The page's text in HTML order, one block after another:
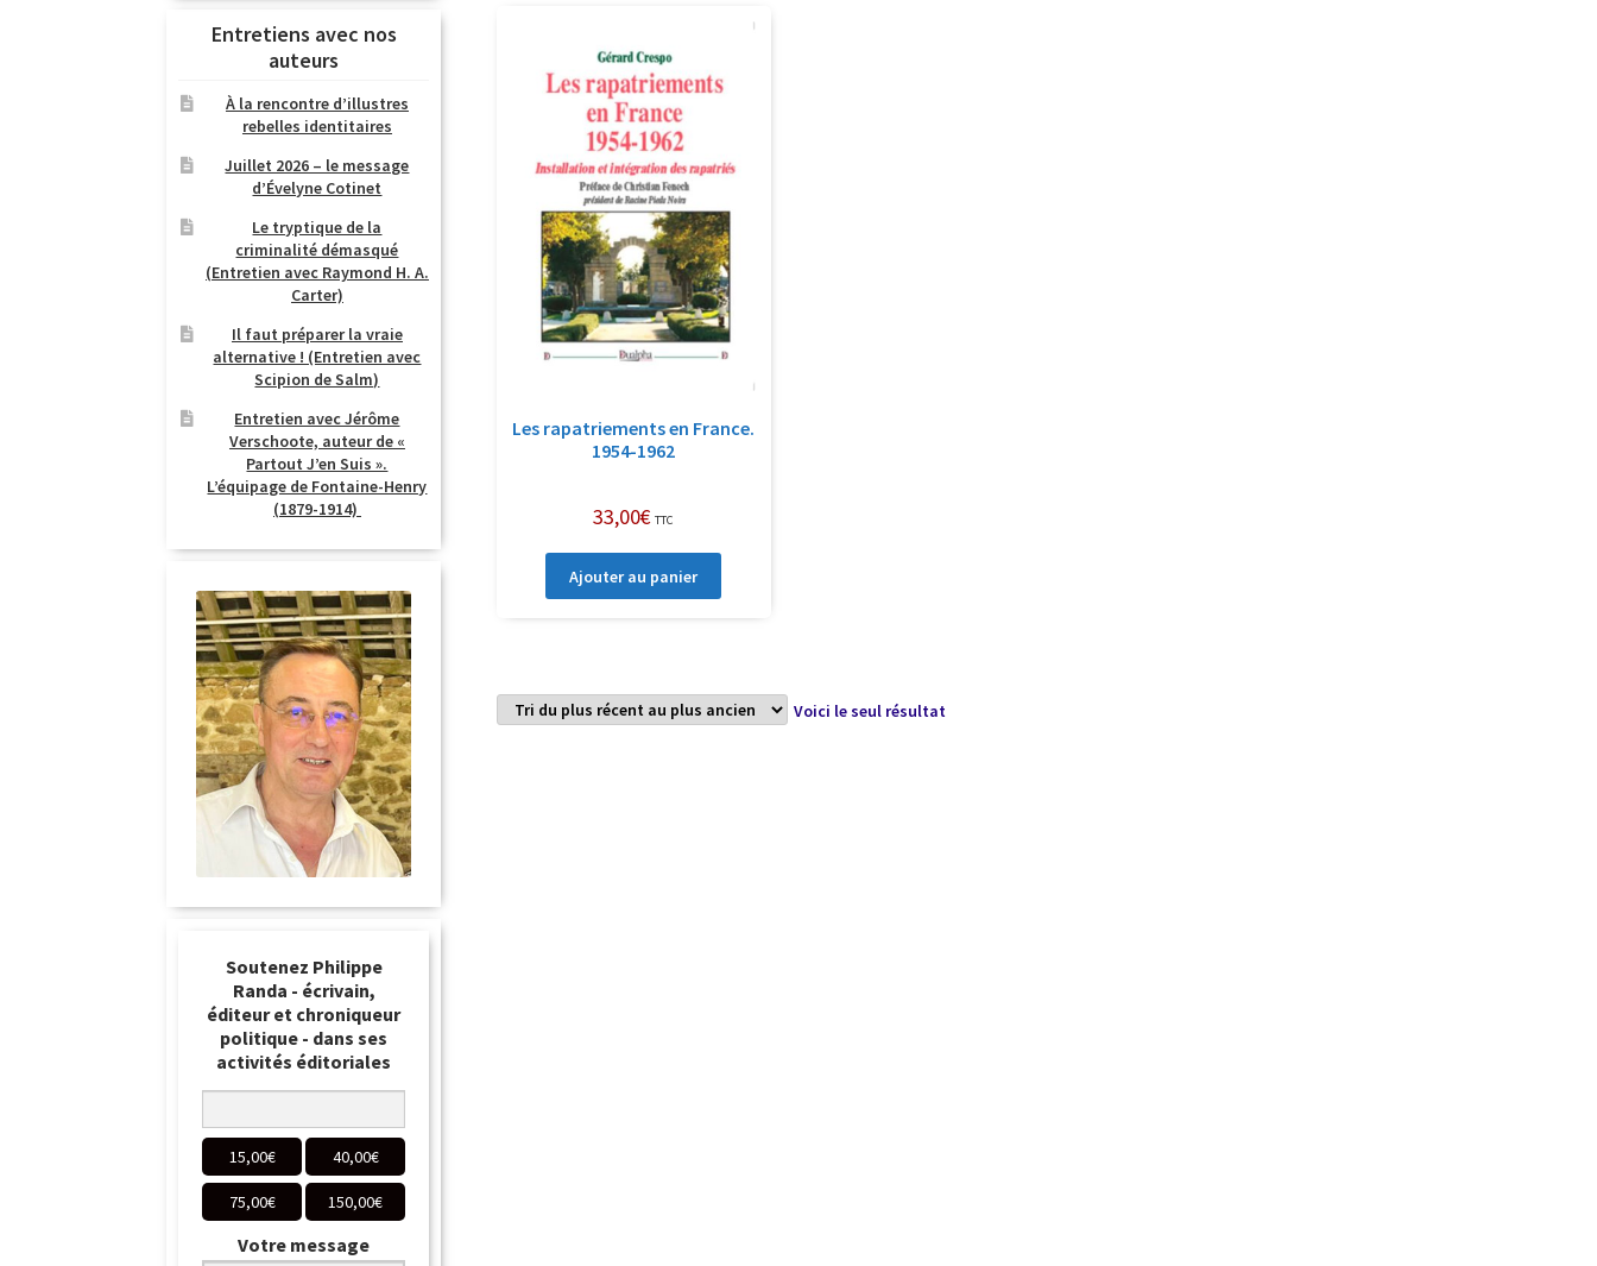
Les rapatriements en France.
1954-1962
33,00€ TTC
Ajouter au panier
Voici le seul résultat
Entretiens avec nos
auteurs
À la rencontre d’illustres
rebelles identitaires
Juillet 2026 – le message
d’Évelyne Cotinet
Le tryptique de la
criminalité démasqué
(Entretien avec Raymond H. A.
Carter)
Il faut préparer la vraie
alternative ! (Entretien avec
Scipion de Salm)
Entretien avec Jérôme
Verschoote, auteur de «
Partout J’en Suis ».
L’équipage de Fontaine-Henry
(1879-1914)
Soutenez Philippe
Randa - écrivain,
éditeur et chroniqueur
politique - dans ses
activités éditoriales
15,00€ 40,00€
75,00€ 150,00€
Votre message